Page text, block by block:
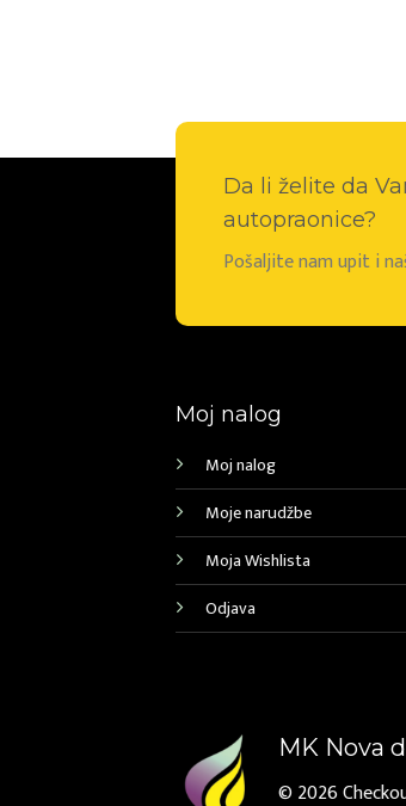
Da li želite da
autopraonice?
Pošaljite nam upit i
Moj nalog
Moj nalog
Moje narudžbe
Moja Wishlista
Odjava
MK Nova
© 2026